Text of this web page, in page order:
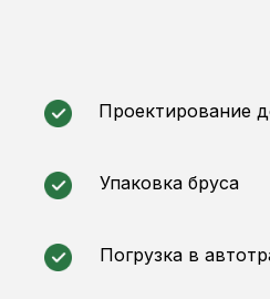
Проектирование
Упаковка бруса
Погрузка в